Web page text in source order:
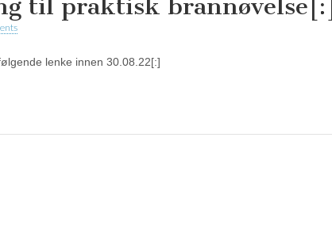
til praktisk brannøvelse[:]
lenke innen 30.08.22[:]